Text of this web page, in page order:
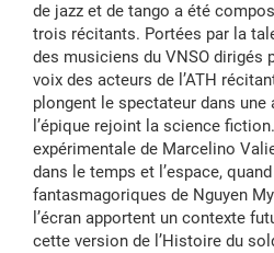
de jazz et de tango a été
trois récitants. Portées par la
des musiciens du VNSO dirigés
voix des acteurs de l’ATH
plongent le spectateur dans
l’épique rejoint la science
expérimentale de Marcelino
dans le temps et l’espace,
fantasmagoriques de Nguyen
l’écran apportent un contexte
cette version de l’Histoire du